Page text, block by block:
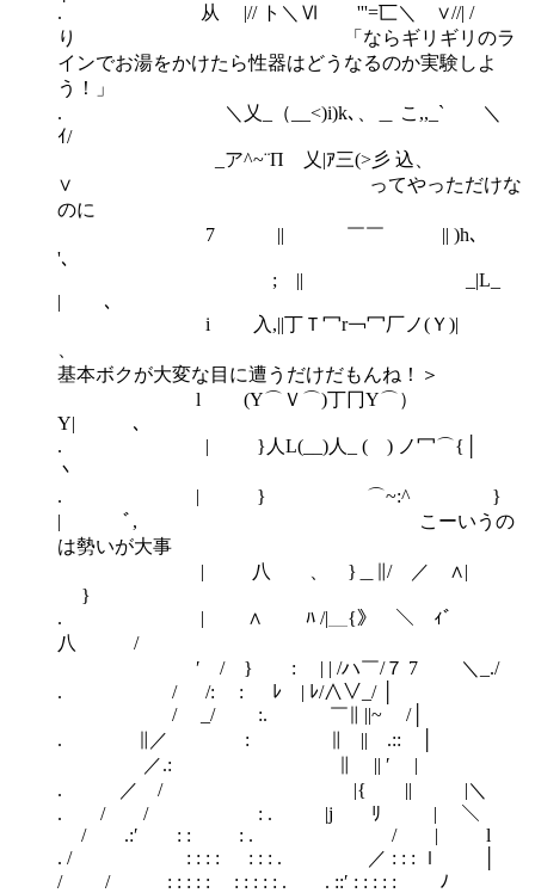
. 从 |// ト＼Ⅵ '''=匸＼ ∨//| /
り 「ならギリギリのラ
インでお湯をかけたら性器はどうなるのか実験しよ
う！」
. ＼乂_（__<)i)k､、＿ こ,,_` ＼
ｲ/
_ア^~¨Π 乂|ｱ三(>彡 込、
∨ ってやっただけな
のに
7 || ￣￣ || )h､
'、
; || _|L_
| ､
i 入,||丁Ｔ冖r￢冖厂ノ(Ｙ)|
基本ボクが大変な目に遭うだけだもんね！＞
l (Υ⌒Ｖ⌒)丁冂Υ⌒）
Υ| ､
. | }人L(__)人_ ( ) ノ冖⌒{│
丶
. | } ⌒~:^ }
| ﾞ, こーいうの
は勢いが大事
| 八 、 }＿∥/ ／ ∧|
}
. | ∧ ﾊ /|＿{》￣＼ ｨﾞ
八 /
′ / } : | | /ハ￣/７ 7 ＼_./
. / /: : ﾚ | ﾚ/∧∨_/ │
/ _/ :. ￣∥ ||~ /│
. ∥／ : ∥ || .:: │
／.: ∥ || ′ |
. ／ / |{ || |＼
. / / : . |j ﾘ | ＼
/ .:′ : : : . / | l
. / : : : : : : : . ／ : : : ｌ │
/ / : : : : : : : : : : . . ::′ : : : : : ﾉ